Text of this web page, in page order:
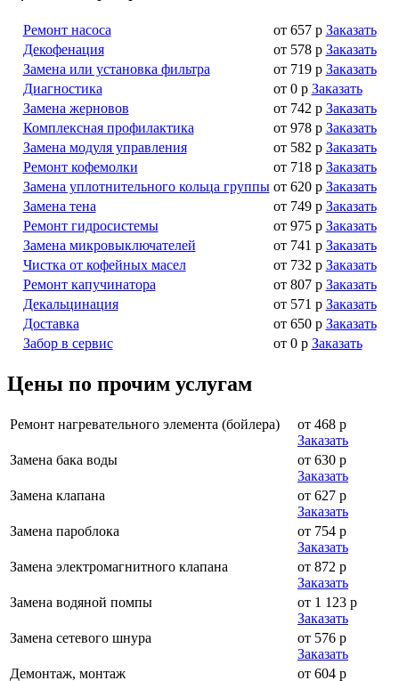
Ремонт насоса от 657 р Заказать
Декофенация
от 578 р Заказать
Замена или установка фильтра
от 719 р Заказать
Диагностика
от 0 р Заказать
Замена жерновов
от 742 р Заказать
Комплексная профилактика
от 978 р Заказать
Замена модуля управления
от 582 р Заказать
Ремонт кофемолки
от 718 р Заказать
Замена уплотнительного кольца группы от 620 р Заказать
Замена тена
от 749 р Заказать
Ремонт гидросистемы
от 975 р Заказать
Замена микровыключателей
от 741 р Заказать
Чистка от кофейных масел
от 732 р Заказать
Ремонт капучинатора
от 807 р Заказать
Декальцинация
от 571 р Заказать
Доставка
от 650 р Заказать
Забор в сервис
от 0 р Заказать
Цены по прочим услугам
Ремонт нагревательного элемента (бойлера)
от 468 р
Заказать
Замена бака воды
от 630 р
Заказать
Замена клапана
от 627 р
Заказать
Замена пароблока
от 754 р
Заказать
Замена электромагнитного клапана
от 872 р
Заказать
Замена водяной помпы
от 1 123 р
Заказать
Замена сетевого шнура
от 576 р
Заказать
Демонтаж, монтаж
от 604 р